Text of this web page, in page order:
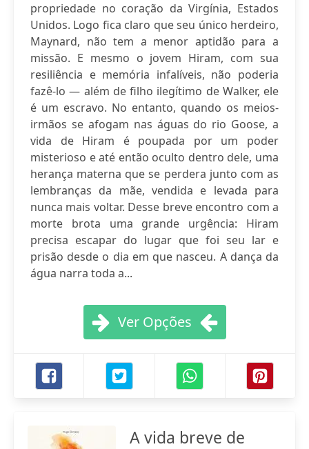
propriedade no coração da Virgínia, Estados
Unidos. Logo fica claro que seu único herdeiro,
Maynard, não tem a menor aptidão para a
missão. E mesmo o jovem Hiram, com sua
resiliência e memória infalíveis, não poderia
fazê-lo ― além de filho ilegítimo de Walker, ele
é um escravo. No entanto, quando os meios-
irmãos se afogam nas águas do rio Goose, a
vida de Hiram é poupada por um poder
misterioso e até então oculto dentro dele, uma
herança materna que se perdera junto com as
lembranças da mãe, vendida e levada para
nunca mais voltar. Desse breve encontro com a
morte brota uma grande urgência: Hiram
precisa escapar do lugar que foi seu lar e
prisão desde o dia em que nasceu. A dança da
água narra toda a...
Ver Opções
A vida breve de